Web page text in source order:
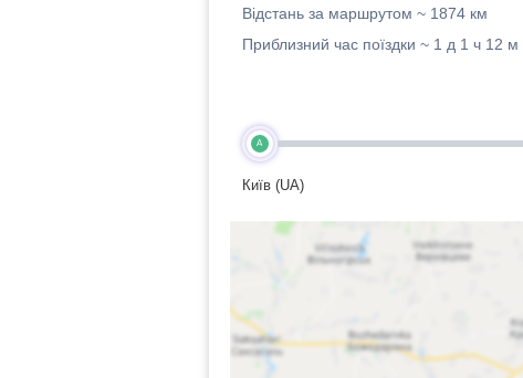
Відстань за маршрутом ~ 1874 км
Приблизний час поїздки ~ 1 д 1 ч 12 м
A
Київ (UA)